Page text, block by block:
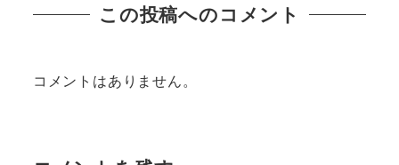
この投稿へのコメント
コメントはありません。